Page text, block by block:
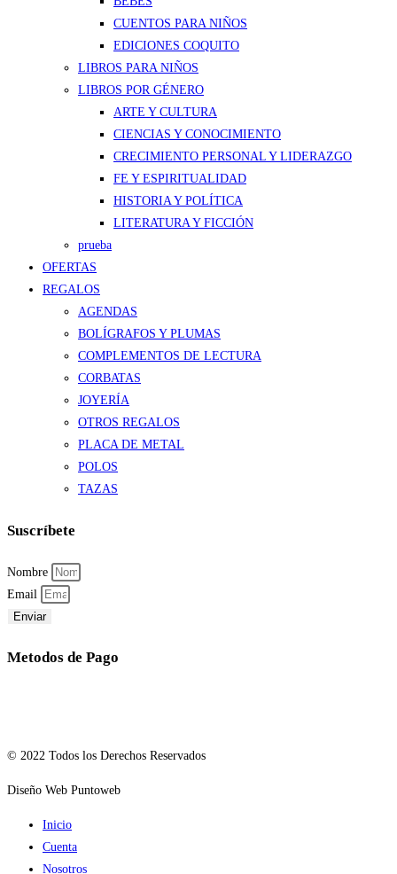
CUENTOS PARA NIÑOS
EDICIONES COQUITO
LIBROS PARA NIÑOS
LIBROS POR GÉNERO
ARTE Y CULTURA
CIENCIAS Y CONOCIMIENTO
CRECIMIENTO PERSONAL Y LIDERAZGO
FE Y ESPIRITUALIDAD
HISTORIA Y POLÍTICA
LITERATURA Y FICCIÓN
prueba
OFERTAS
REGALOS
AGENDAS
BOLÍGRAFOS Y PLUMAS
COMPLEMENTOS DE LECTURA
CORBATAS
JOYERÍA
OTROS REGALOS
PLACA DE METAL
POLOS
TAZAS
Suscríbete
Nombre
Email
Enviar
Metodos de Pago
© 2022 Todos los Derechos Reservados
Diseño Web Puntoweb
Inicio
Cuenta
Nosotros